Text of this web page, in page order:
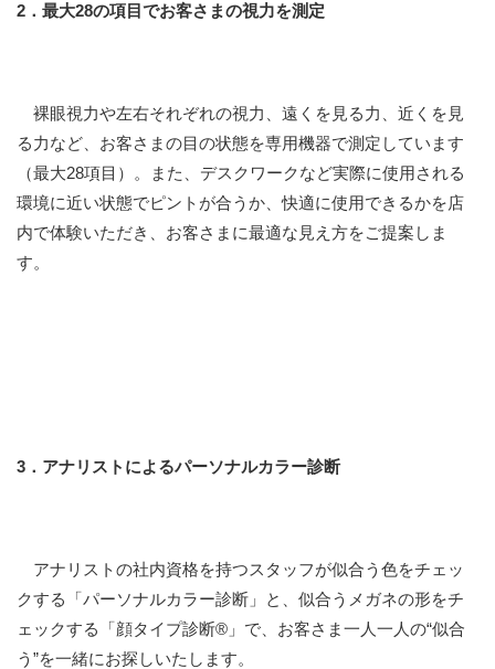
2．最大28の項目でお客さまの視力を測定
裸眼視力や左右それぞれの視力、遠くを見る力、近くを見
る力など、お客さまの目の状態を専用機器で測定しています
（最大28項目）。また、デスクワークなど実際に使用される
環境に近い状態でピントが合うか、快適に使用できるかを店
内で体験いただき、お客さまに最適な見え方をご提案しま
す。
3．アナリストによるパーソナルカラー診断
アナリストの社内資格を持つスタッフが似合う色をチェッ
クする「パーソナルカラー診断」と、似合うメガネの形をチ
ェックする「顔タイプ診断®」で、お客さま一人一人の“似合
う”を一緒にお探しいたします。